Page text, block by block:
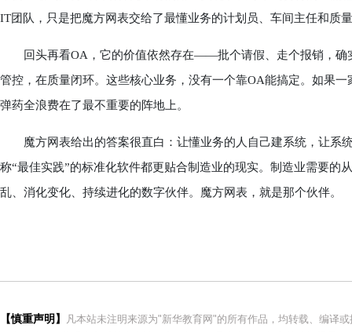
IT团队，只是把魔方网表交给了最懂业务的计划员、车间主任和质
回头再看OA，它的价值依然存在——批个请假、走个报销，确
管控，在质量闭环。这些核心业务，没有一个靠OA能搞定。如果
弹药全浪费在了最不重要的阵地上。
魔方网表给出的答案很直白：让懂业务的人自己建系统，让系
称“最佳实践”的标准化软件都更贴合制造业的现实。制造业需要的
乱、消化变化、持续进化的数字伙伴。魔方网表，就是那个伙伴。
【慎重声明】
凡本站未注明来源为"新华教育网"的所有作品，均转载、编译